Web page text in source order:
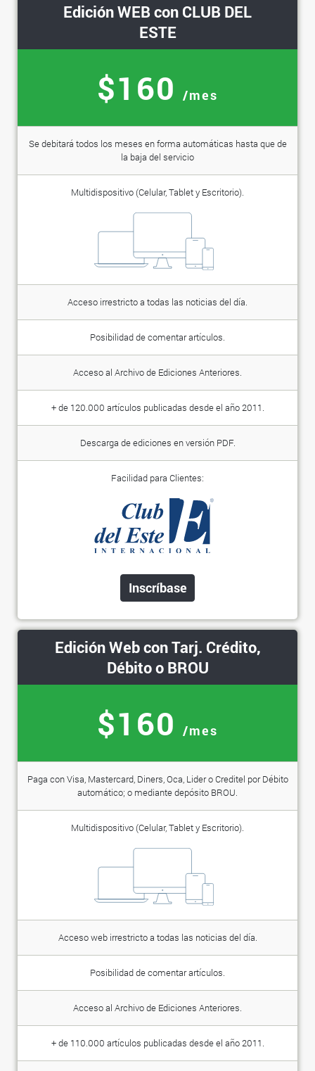
Edición WEB con CLUB DEL
ESTE
$160 /mes
Se debitará todos los meses en forma automáticas hasta que de
la baja del servicio
Multidispositivo (Celular, Tablet y Escritorio).
Acceso irrestricto a todas las noticias del día.
Posibilidad de comentar artículos.
Acceso al Archivo de Ediciones Anteriores.
+ de 120.000 artículos publicadas desde el año 2011.
Descarga de ediciones en versión PDF.
Facilidad para Clientes:
Inscríbase
Edición Web con Tarj. Crédito,
Débito o BROU
$160 /mes
Paga con Visa, Mastercard, Diners, Oca, Lider o Creditel por Débito
automático; o mediante depósito BROU.
Multidispositivo (Celular, Tablet y Escritorio).
Acceso web irrestricto a todas las noticias del día.
Posibilidad de comentar artículos.
Acceso al Archivo de Ediciones Anteriores.
+ de 110.000 artículos publicadas desde el año 2011.